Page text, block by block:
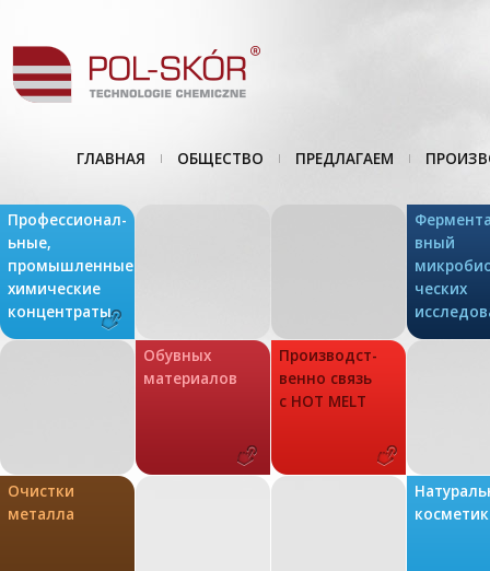
ГЛАВНАЯ ОБЩЕСТВО ПРЕДЛАГАЕМ
Профессионал-
ьные,
промышленные
химические
концентраты
вный
ческих
Oбувных
материалов
Oчистки
металла
Производст-
венно связь
с HOT MELT